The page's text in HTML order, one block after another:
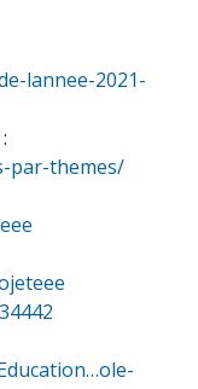
lannee-2021-
par-themes/